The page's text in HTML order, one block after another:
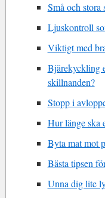
Små och stora
Ljuskontroll
Viktigt med
Bjärekyckling
skillnanden?
Stopp i
Hur länge ska
Byta mat mot
Bästa tipsen
Unna dig lite